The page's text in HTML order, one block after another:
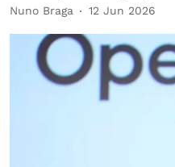
Nuno Braga 12 Jun 2026